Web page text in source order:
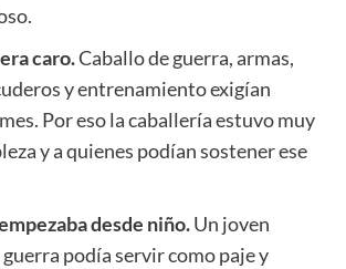
caro.Caballo de guerra, armas,
y entrenamiento exigían
Por eso la caballería estuvo muy
y a quienes podían sostener ese
desde niño.Un joven
podía servir como paje y